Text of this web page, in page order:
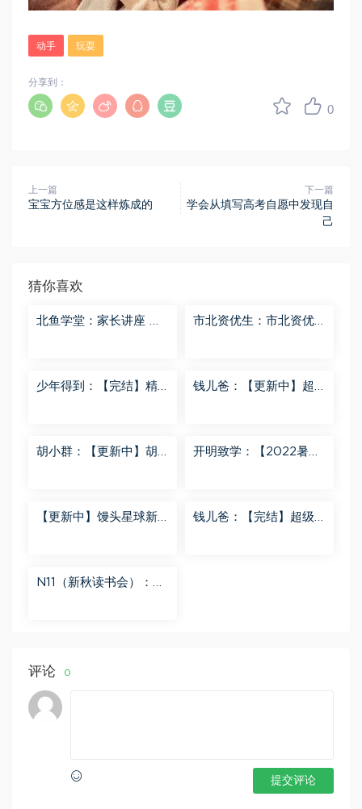
动手 玩耍
0
分享到：
上一篇
宝宝方位感是这样炼成的
下一篇
学会从填写高考自愿中发现自
己
猜你喜欢
北鱼学堂：家长讲座 百
市北资优生：市北资优
少年得到：【完结】精
钱儿爸：【更新中】超
胡小群：【更新中】胡
开明致学：【2022暑
【更新中】馒头星球新
钱儿爸：【完结】超级
N11（新秋读书会）：
评论 0
提交评论